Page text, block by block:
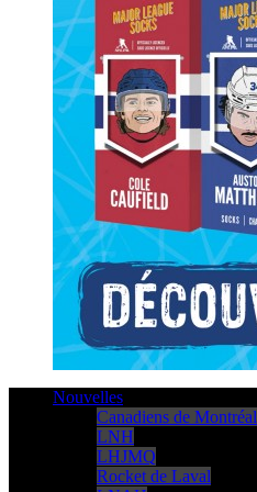
Nouvelles
Canadiens de Montréal
LNH
LHJMQ
Rocket de Laval